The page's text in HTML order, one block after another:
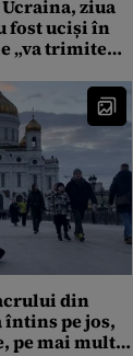
Ucraina, ziua
fost uciși în
„va trimite
să preia
/
ar putea
din
întins pe jos,
pe mai multe